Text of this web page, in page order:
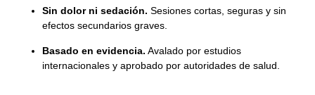
Sin dolor ni sedación. Sesiones cortas, seguras y sin
efectos secundarios graves.
Basado en evidencia. Avalado por estudios
internacionales y aprobado por autoridades de salud.